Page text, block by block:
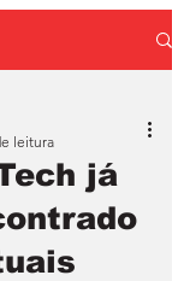
já
leitura